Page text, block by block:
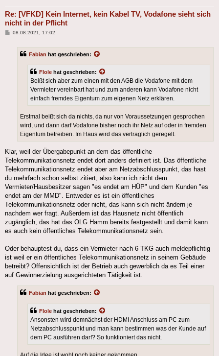
Re: [VFKD] Kein Internet, kein Kabel TV, Vodafone sieht sich
nicht in der Pflicht
Beitrag
08.08.2021, 17:02
Fabian hat geschrieben:
Flole hat geschrieben:
Beißt sich aber zum einen mit den AGB die Vodafone mit dem
Vermieter vereinbart hat und zum anderen kann Vodafone nicht
einfach fremdes Eigentum zum eigenen Netz erklären.
Erstmal beißt sich da nichts, da nur von Voraussetzungen gesprochen
wird, und dann darf Vodafone bisher noch ihr Netz auf oder in fremden
Eigentum betreiben. Im Haus wird das vertraglich geregelt.
Klar, weil der Übergabepunkt an dem das öffentliche
Telekommunikationsnetz endet dort anders definiert ist. Das öffentliche
Telekommunikationsnetz endet aber am Netzabschlusspunkt, das hast
du mehrfach schon selbst zitiert, also kann ich nicht dem
Vermieter/Hausbesitzer sagen "es endet am HÜP" und dem Kunden "es
endet am der MMD". Entweder es ist ein öffentliches
Telekommunikationsnetz oder nicht, das kann sich nicht ändern je
nachdem wer fragt. Außerdem ist das Hausnetz nicht öffentlich
zugänglich, das hat das OLG Hamm bereits festgestellt und damit kann
es auch kein öffentliches Telekommunikationsnetz sein.
Oder behauptest du, dass ein Vermieter nach 6 TKG auch meldepflichtig
ist weil er ein öffentliches Telekommunikationsnetz in seinem Gebäude
betreibt? Offensichtlich ist der Betrieb auch gewerblich da es Teil einer
auf Gewinnerzielung ausgerichteten Tätigkeit ist.
Fabian hat geschrieben:
Flole hat geschrieben:
Ansonsten wird demnächst der HDMI Anschluss am PC zum
Netzabschlusspunkt und man kann bestimmen was der Kunde auf
dem PC ausführen darf? So funktioniert das nicht.